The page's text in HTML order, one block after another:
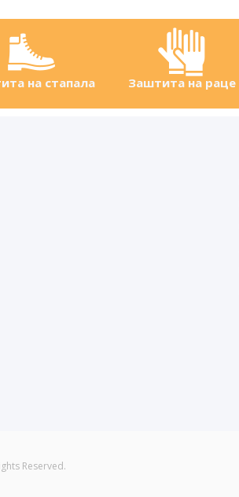
на стапала Заштита на раце
Reserved.